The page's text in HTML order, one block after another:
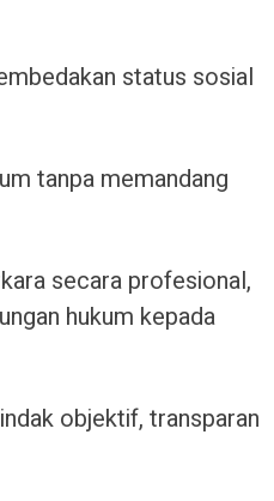
status sosial
tanpa memandang
secara profesional,
hukum kepada
objektif, transparan